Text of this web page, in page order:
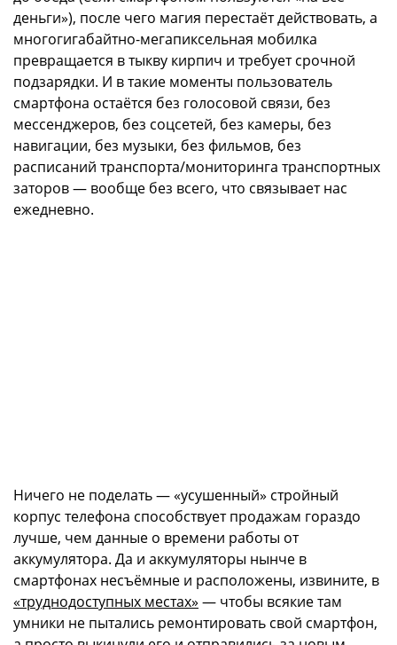
деньги»), после чего магия перестаёт действовать, а
многогигабайтно-мегапиксельная мобилка
превращается в тыкву кирпич и требует срочной
подзарядки. И в такие моменты пользователь
смартфона остаётся без голосовой связи, без
мессенджеров, без соцсетей, без камеры, без
навигации, без музыки, без фильмов, без
расписаний транспорта/мониторинга транспортных
заторов — вообще без всего, что связывает нас
ежедневно.
Ничего не поделать — «усушенный» стройный
корпус телефона способствует продажам гораздо
лучше, чем данные о времени работы от
аккумулятора. Да и аккумуляторы нынче в
смартфонах несъёмные и расположены, извините, в
«труднодоступных местах» — чтобы всякие там
умники не пытались ремонтировать свой смартфон,